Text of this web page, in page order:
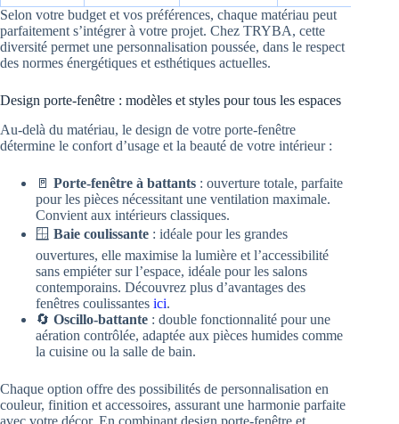
Selon votre budget et vos préférences, chaque matériau peut
parfaitement s’intégrer à votre projet. Chez TRYBA, cette
diversité permet une personnalisation poussée, dans le respect
des normes énergétiques et esthétiques actuelles.
Design porte-fenêtre : modèles et styles pour tous les espaces
Au-delà du matériau, le design de votre porte-fenêtre
détermine le confort d’usage et la beauté de votre intérieur :
🚪 Porte-fenêtre à battants : ouverture totale, parfaite
pour les pièces nécessitant une ventilation maximale.
Convient aux intérieurs classiques.
🪟 Baie coulissante : idéale pour les grandes
ouvertures, elle maximise la lumière et l’accessibilité
sans empiéter sur l’espace, idéale pour les salons
contemporains. Découvrez plus d’avantages des
fenêtres coulissantes ici.
🔄 Oscillo-battante : double fonctionnalité pour une
aération contrôlée, adaptée aux pièces humides comme
la cuisine ou la salle de bain.
Chaque option offre des possibilités de personnalisation en
couleur, finition et accessoires, assurant une harmonie parfaite
avec votre décor. En combinant design porte-fenêtre et